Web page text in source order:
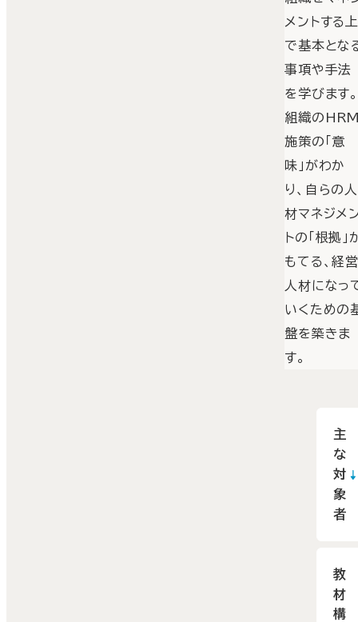
メントする
で基本とな
事項や手法
を学びます
組織の
施策の「意
味」がわか
り、自らの人
材マネジメ
トの「根拠」
もてる、経
人材になっ
いくための
盤を築きま
す。
主
な
対
象
者
教
材
構